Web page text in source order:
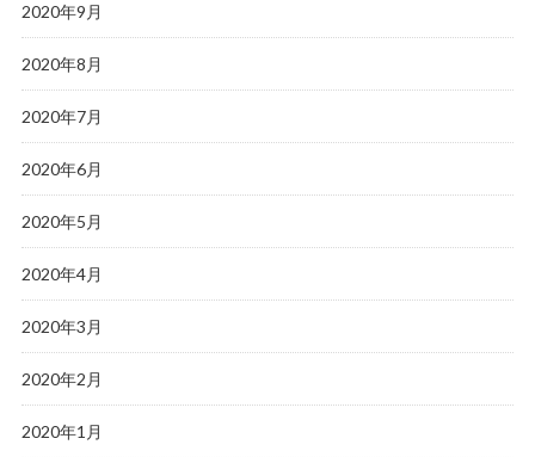
2020年9月
2020年8月
2020年7月
2020年6月
2020年5月
2020年4月
2020年3月
2020年2月
2020年1月